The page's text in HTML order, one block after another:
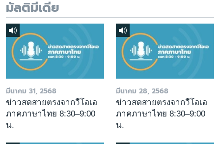
มัลติมีเดีย
มีนาคม 31, 2568
ข่าวสดสายตรงจากวีโอเอ
ภาคภาษาไทย 8:30–9:00
น.
มีนาคม 28, 2568
ข่าวสดสายตรงจากวีโอเอ
ภาคภาษาไทย 8:30–9:00
น.